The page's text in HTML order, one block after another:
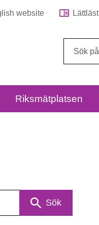
website Lättläst
Riksmätplatsen
Sök